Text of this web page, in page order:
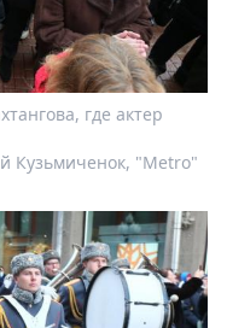
где актер
Кузьмиченок, "Metro"